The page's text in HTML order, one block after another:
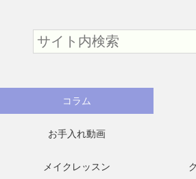
コラム
お手入れ動画
メイクレッスン